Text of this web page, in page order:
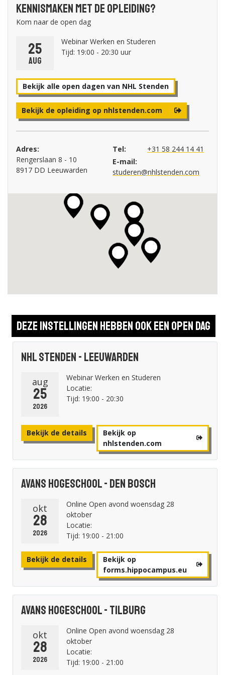
Kennismaken met de opleiding?
Kom naar de open dag
25
aug
Webinar Werken en Studeren
Tijd: 19:00 - 20:30 uur
Bekijk alle open dagen van NHL Stenden
Bekijk de opleiding op nhlstenden.com
Adres:
Rengerslaan 8 - 10
8917 DD Leeuwarden
Tel:
+31 58 244 14 41
E-mail:
studeren@nhlstenden.com
Deze instellingen hebben ook een open dag
NHL Stenden - Leeuwarden
aug
25
2026
Webinar Werken en Studeren
Locatie:
Tijd: 19:00 - 20:30
Bekijk de details
Bekijk op
nhlstenden.com
Avans Hogeschool - Den Bosch
okt
28
2026
Online Open avond woensdag 28
oktober
Locatie:
Tijd: 19:00 - 21:00
Bekijk de details
Bekijk op
forms.hippocampus.eu
Avans Hogeschool - Tilburg
okt
28
2026
Online Open avond woensdag 28
oktober
Locatie:
Tijd: 19:00 - 21:00